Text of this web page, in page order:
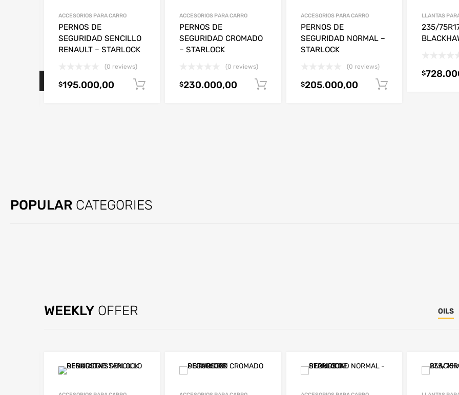
ACCESORIOS PARA CARRO
PERNOS DE
SEGURIDAD SENCILLO
RENAULT – STARLOCK
(0 reviews)
$195.000,00 Añadir al carrito
ACCESORIOS PARA CARRO
PERNOS DE
SEGURIDAD CROMADO
– STARLOCK
(0 reviews)
$230.000,00 Añadir al carrito
ACCESORIOS PARA CARRO
PERNOS DE
SEGURIDAD NORMAL –
STARLOCK
(0 reviews)
$205.000,00
LLANTAS
235/
$
POPULAR CATEGORIES
WEEKLY OFFER OILS